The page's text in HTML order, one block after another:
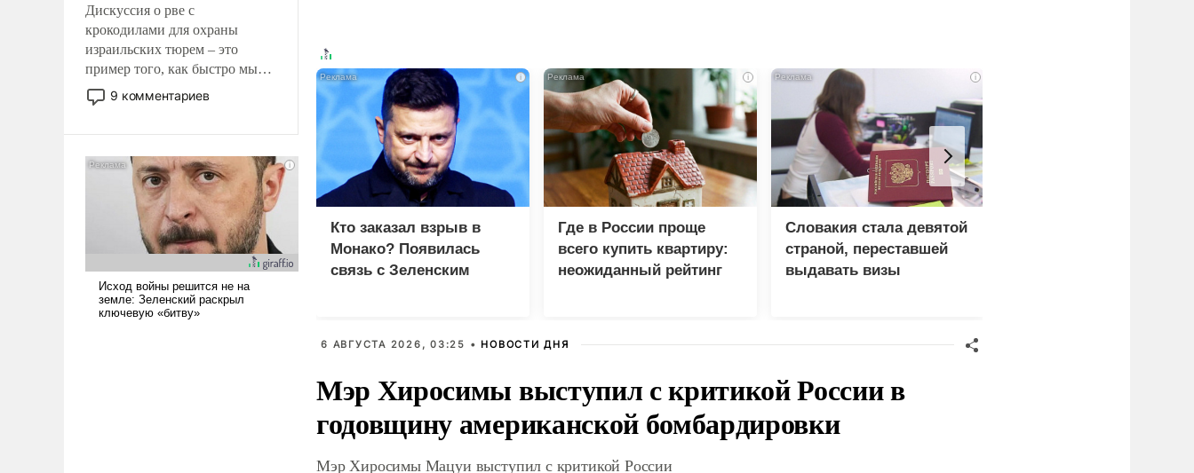
Дискуссия о рве с
крокодилами для охраны
израильских тюрем – это
пример того, как быстро мы
двигаемся по пути
революционных изменений.
псевдонаучной фантастики,
стало всерьез обсуждаемой
9 комментариев
i
Кто заказал взрыв в
Монако? Появилась
связь с Зеленским
i
Где в России проще
всего купить квартиру:
неожиданный рейтинг
i
Словакия стала девятой
страной, переставшей
выдавать визы
6 АВГУСТА 2026, 03:25 • НОВОСТИ ДНЯ
Мэр Хиросимы выступил с критикой России в
годовщину американской бомбардировки
Мэр Хиросимы Мацуи выступил с критикой России